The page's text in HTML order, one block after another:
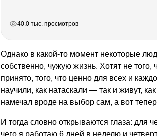
40.0 тыс. просмотров
Однако в какой-то момент некоторые
собственно, чужую жизнь. Хотят не того,
принято, того, что ценно для всех и
научили, как натаскали — так и живут,
намечал вроде на выбор сам, а вот
И тогда словно открываются глаза: для
чего я работаю 6 дней в неделю и